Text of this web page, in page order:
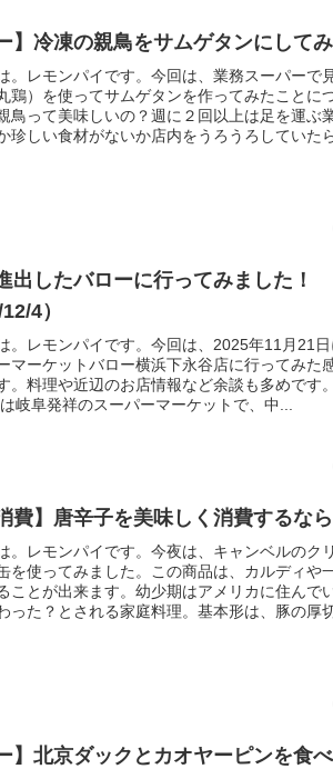
】冷凍の親鳥をサムゲタンにしてみ
。レモンパイです。今回は、業務スーパーで
鶏）を使ってサムゲタンを作ってみたことに
鳥って美味しいの？週に２回以上は足を運ぶ
珍しい食材がないか店内をうろうろしていた
出したバローに行ってみました！
4）
。レモンパイです。今回は、2025年11月21
マーケットバロー横浜下永谷店に行ってみた
。料理や近辺のお店情報など余談も多めです
は岐阜発祥のスーパーマーケットで、中...
費】唐辛子を美味しく消費するなら
。レモンパイです。今夜は、キャンベルのク
を使ってみました。この商品は、カルディや
ことが出来ます。幼少期はアメリカに住んで
った？とされる家庭料理。基本形は、豚の厚
】北京ダックとカオヤーピンを食